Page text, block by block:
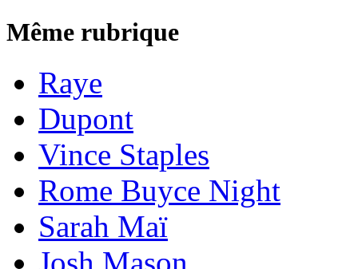
Même rubrique
Raye
Dupont
Vince Staples
Rome Buyce Night
Sarah Maï
Josh Mason